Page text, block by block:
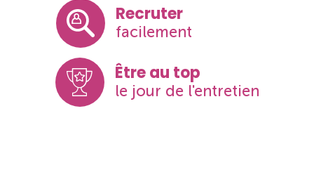
Recruter
facilement
Être au top
le jour de l'entretien